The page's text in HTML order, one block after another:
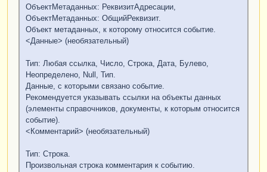
ОбъектМетаданных: РеквизитАдресации,
ОбъектМетаданных: ОбщийРеквизит.
Объект метаданных, к которому относится событие.
<Данные> (необязательный)
Тип: Любая ссылка, Число, Строка, Дата, Булево,
Неопределено, Null, Тип.
Данные, с которыми связано событие.
Рекомендуется указывать ссылки на объекты данных
(элементы справочников, документы, к которым относится
событие).
<Комментарий> (необязательный)
Тип: Строка.
Произвольная строка комментария к событию.